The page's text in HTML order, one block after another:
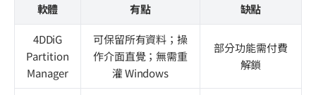
軟體 有點 缺點
4DDiG
Partition
Manager
可保留所有資料；操
作介面直覺；無需重
灌 Windows
部分功能需付費
解鎖